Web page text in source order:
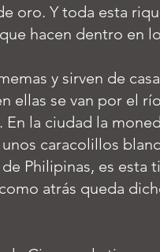
oro. Y toda esta
hacen dentro en
y sirven de
ellas se van por el
En la ciudad la
caracolillos
Philipinas, es esta
atrás queda